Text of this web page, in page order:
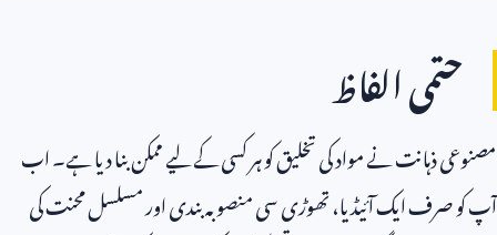
حتمی الفاظ
مصنوعی ذہانت نے مواد کی تخلیق کو ہر کسی کے لیے ممکن بنا دیا ہے۔ اب
آپ کو صرف ایک آئیڈیا، تھوڑی سی منصوبہ بندی اور مسلسل محنت کی